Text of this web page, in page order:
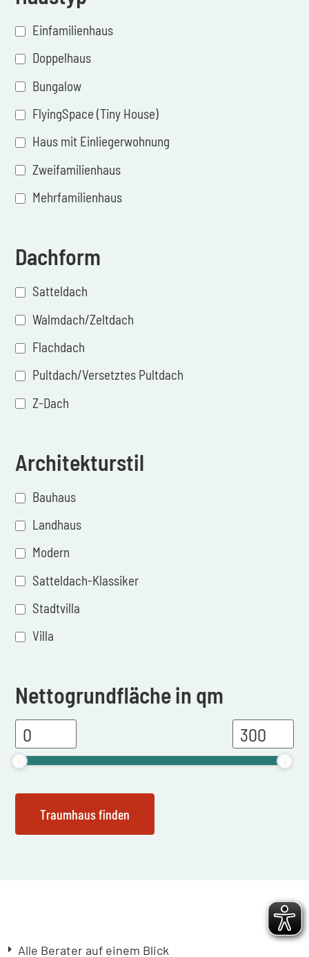
Einfamilienhaus
Doppelhaus
Bungalow
FlyingSpace (Tiny House)
Haus mit Einliegerwohnung
Zweifamilienhaus
Mehrfamilienhaus
Dachform
Satteldach
Walmdach/Zeltdach
Flachdach
Pultdach/Versetztes Pultdach
Z-Dach
Architekturstil
Bauhaus
Landhaus
Modern
Satteldach-Klassiker
Stadtvilla
Villa
Nettogrundfläche in qm
Alle Berater auf einem Blick